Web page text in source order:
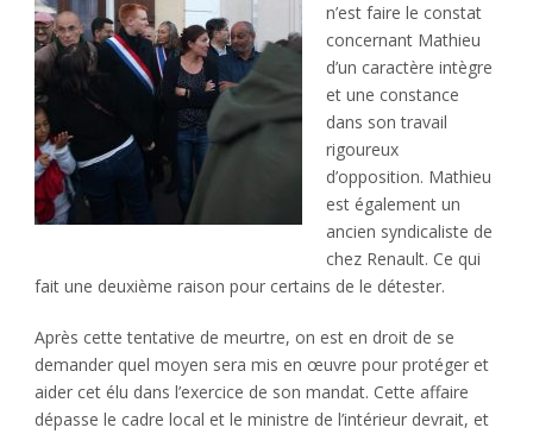
n’est faire le constat
concernant Mathieu
d’un caractère intègre
et une constance
dans son travail
rigoureux
d’opposition. Mathieu
est également un
ancien syndicaliste de
chez Renault. Ce qui
fait une deuxième raison pour certains de le détester.
Après cette tentative de meurtre, on est en droit de se
demander quel moyen sera mis en œuvre pour protéger et
aider cet élu dans l’exercice de son mandat. Cette affaire
dépasse le cadre local et le ministre de l’intérieur devrait, et